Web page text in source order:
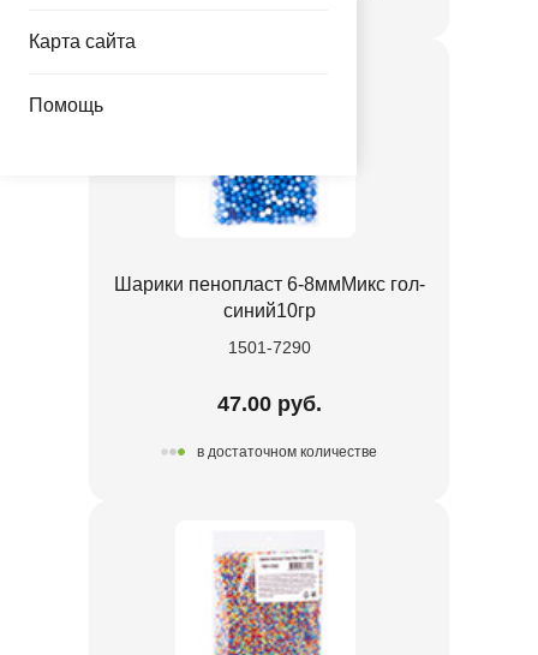
Карта сайта
Помощь
Шарики пенопласт 6-8ммМикс гол-
синий10гр
1501-7290
47.00 руб.
в достаточном количестве